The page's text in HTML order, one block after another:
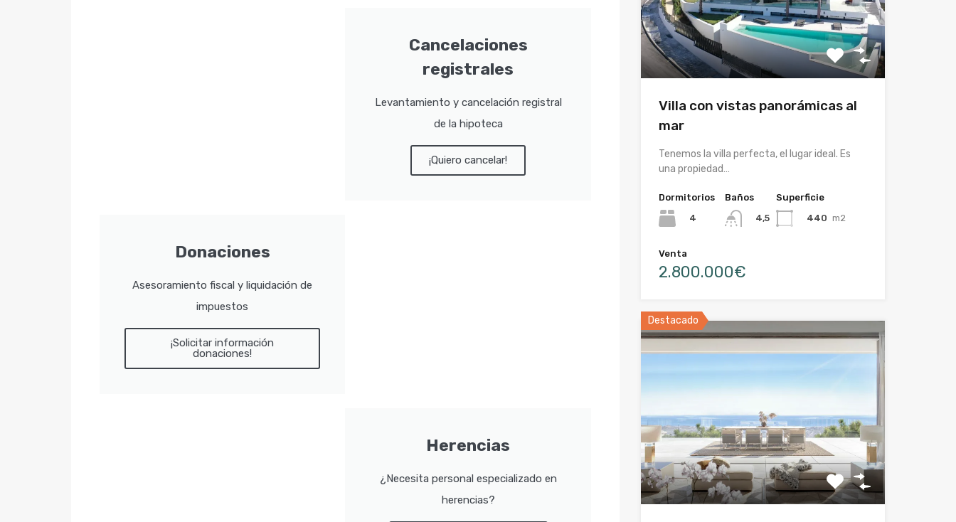
Cancelaciones
registrales
Levantamiento y cancelación registral
de la hipoteca
¡Quiero cancelar!
Donaciones
Asesoramiento fiscal y liquidación de
impuestos
¡Solicitar información
donaciones!
Herencias
¿Necesita personal especializado en
herencias?
Villa con vistas panorámicas al
mar
Tenemos la villa perfecta, el lugar ideal. Es
una propiedad…
Dormitorios
4
Baños
4,5
Superficie
440 m2
Venta
2.800.000€
Destacado